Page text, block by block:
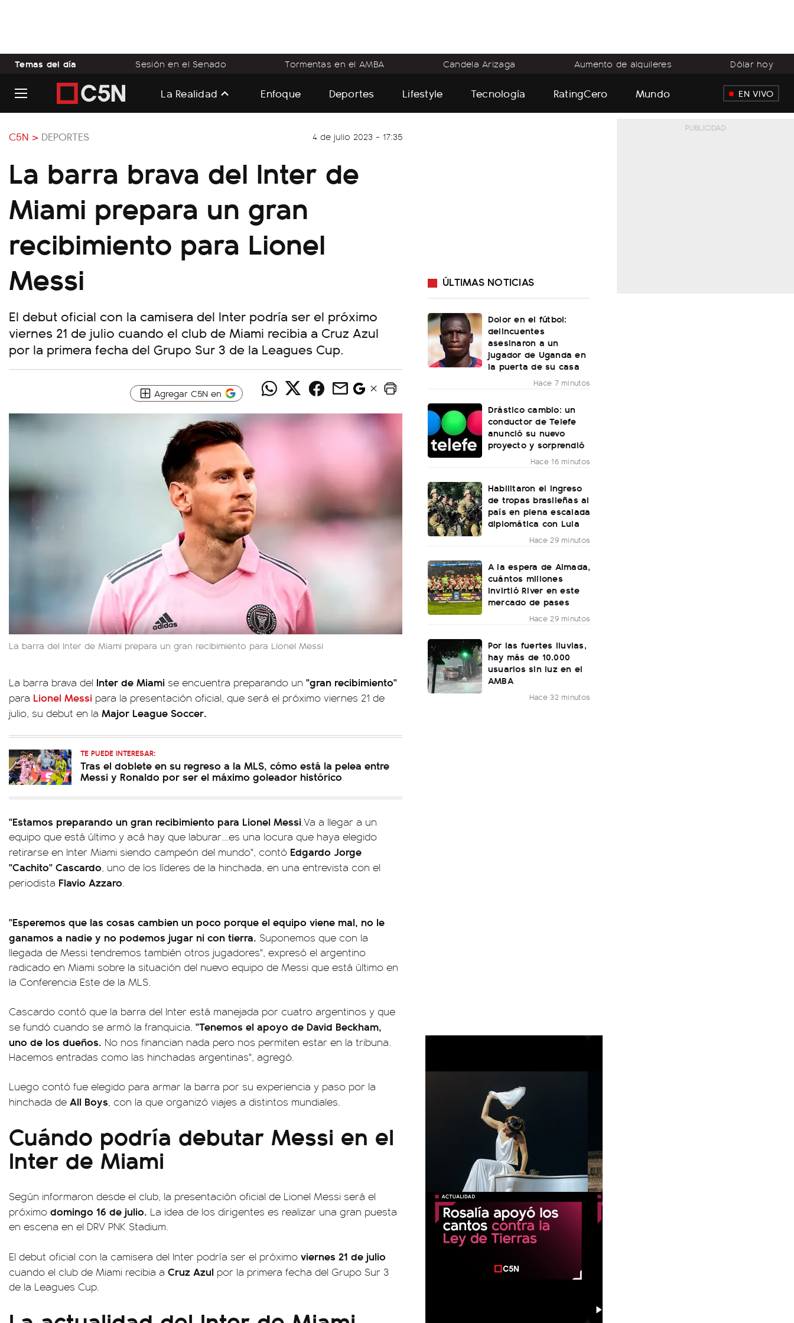
Temas del día Sesión en el Senado Tormentas en el AMBA Candela Arizaga Aumento de alquileres Dólar hoy
La Realidad Enfoque Deportes Lifestyle Tecnología RatingCero Mundo EN VIVO
C5N > DEPORTES 4 de julio 2023 - 17:35
La barra brava del Inter de
Miami prepara un gran
recibimiento para Lionel
Messi
El debut oficial con la camisera del Inter podría ser el próximo
viernes 21 de julio cuando el club de Miami recibia a Cruz Azul
por la primera fecha del Grupo Sur 3 de la Leagues Cup.
Agregar C5N en
La barra del Inter de Miami prepara un gran recibimiento para Lionel Messi
La barra brava del Inter de Miami se encuentra preparando un "gran recibimiento"
para Lionel Messi para la presentación oficial, que será el próximo viernes 21 de
julio, su debut en la Major League Soccer.
TE PUEDE INTERESAR:
Tras el doblete en su regreso a la MLS, cómo está la pelea entre
Messi y Ronaldo por ser el máximo goleador histórico
"Estamos preparando un gran recibimiento para Lionel Messi.Va a llegar a un
equipo que está último y acá hay que laburar...es una locura que haya elegido
retirarse en Inter Miami siendo campeón del mundo", contó Edgardo Jorge
"Cachito" Cascardo, uno de los líderes de la hinchada, en una entrevista con el
periodista Flavio Azzaro.
"Esperemos que las cosas cambien un poco porque el equipo viene mal, no le
ganamos a nadie y no podemos jugar ni con tierra. Suponemos que con la
llegada de Messi tendremos también otros jugadores", expresó el argentino
radicado en Miami sobre la situación del nuevo equipo de Messi que está último en
la Conferencia Este de la MLS.
Cascardo contó que la barra del Inter está manejada por cuatro argentinos y que
se fundó cuando se armó la franquicia. "Tenemos el apoyo de David Beckham,
uno de los dueños. No nos financian nada pero nos permiten estar en la tribuna.
Hacemos entradas como las hinchadas argentinas", agregó.
Luego contó fue elegido para armar la barra por su experiencia y paso por la
hinchada de All Boys, con la que organizó viajes a distintos mundiales.
Cuándo podría debutar Messi en el
Inter de Miami
Según informaron desde el club, la presentación oficial de Lionel Messi será el
próximo domingo 16 de julio. La idea de los dirigentes es realizar una gran puesta
en escena en el DRV PNK Stadium.
El debut oficial con la camisera del Inter podría ser el próximo viernes 21 de julio
cuando el club de Miami recibia a Cruz Azul por la primera fecha del Grupo Sur 3
de la Leagues Cup.
ÚLTIMAS NOTICIAS
Dolor en el fútbol:
delincuentes
asesinaron a un
jugador de Uganda en
la puerta de su casa
Hace 7 minutos
Drástico cambio: un
conductor de Telefe
anunció su nuevo
proyecto y sorprendió
Hace 16 minutos
Habilitaron el ingreso
de tropas brasileñas al
país en plena escalada
diplomática con Lula
Hace 29 minutos
A la espera de Almada,
cuántos millones
invirtió River en este
mercado de pases
Hace 29 minutos
Por las fuertes lluvias,
hay más de 10.000
usuarios sin luz en el
AMBA
Hace 32 minutos
01:21